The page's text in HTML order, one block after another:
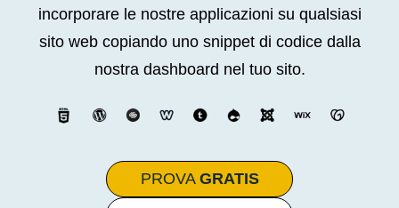
incorporare le nostre applicazioni su qualsiasi
sito web copiando uno snippet di codice dalla
nostra dashboard nel tuo sito.
PROVA GRATIS